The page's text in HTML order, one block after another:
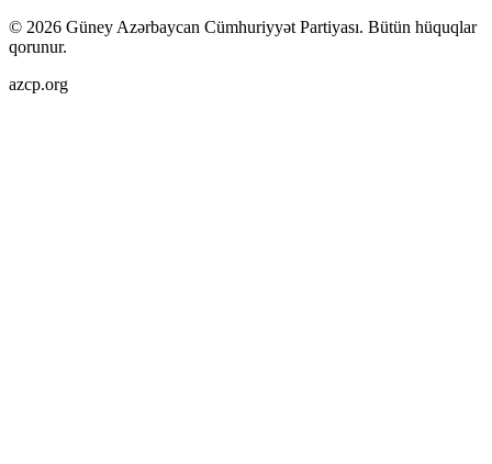
© 2026 Güney Azərbaycan Cümhuriyyət Partiyası. Bütün hüquqlar
qorunur.
azcp.org